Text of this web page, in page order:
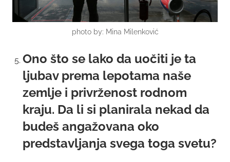
photo by: Mina Milenković
Ono što se lako da uočiti je ta
ljubav prema lepotama naše
zemlje i privrženost rodnom
kraju. Da li si planirala nekad da
budeš angažovana oko
predstavljanja svega toga svetu?